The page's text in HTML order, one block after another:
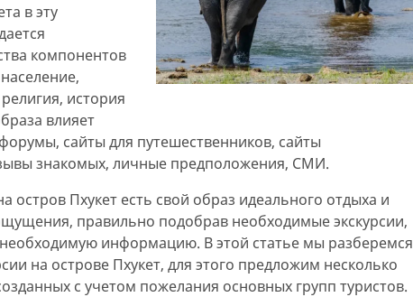
в эту
компонентов
история
влияет
сайты для путешественников, сайты
знакомых, личные предположения, СМИ.
остров Пхукет есть свой образ идеального отдыха и
правильно подобрав необходимые экскурсии,
информацию. В этой статье мы разберемся
на острове Пхукет, для этого предложим несколько
с учетом пожелания основных групп туристов.